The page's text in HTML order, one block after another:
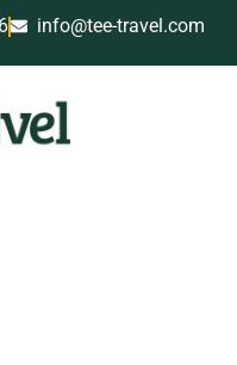
info@tee-travel.com